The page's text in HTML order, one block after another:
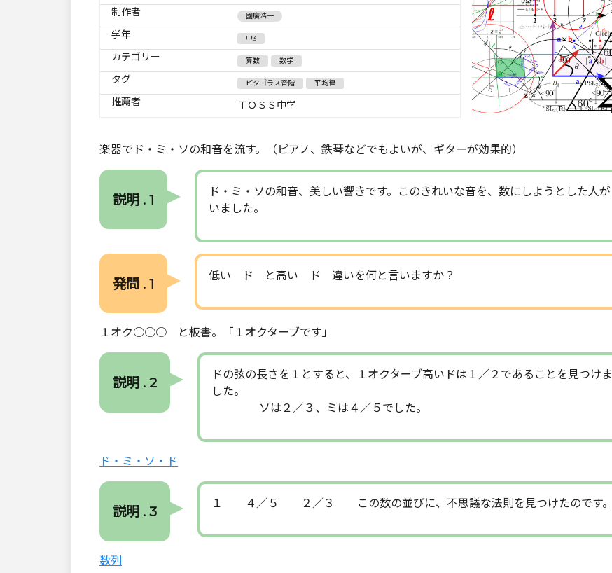
制作者
國廣浩一
学年 中3
カテゴリー 算数 数学
タグ ピタゴラス音階 平均律
推薦者 ＴＯＳＳ中学
楽器でド・ミ・ソの和音を流す。（ピアノ、鉄琴などでもよいが、ギターが効果的）
説明 . 1
ド・ミ・ソの和音、美しい響きです。このきれいな音を、数にしようとした人が
いました。
発問 . 1 低い ド と高い ド 違いを何と言いますか？
１オク○○○ と板書。「１オクターブです」
説明 . 2
ドの弦の長さを１とすると、１オクターブ高いドは１／２であることを見つけま
した。
ソは２／３、ミは４／５でした。
ド・ミ・ソ・ド
説明 . 3 １ ４／５ ２／３ この数の並びに、不思議な法則を見つけたのです。
数列